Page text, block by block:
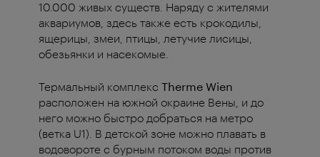
10.000 живых существ. Наряду с жителями
аквариумов, здесь также есть крокодилы,
ящерицы, змеи, птицы, летучие лисицы,
обезьянки и насекомые.
Термальный комплекс Therme Wien
расположен на южной окраине Вены, и до
него можно быстро добраться на метро
(ветка U1). В детской зоне можно плавать в
водовороте с бурным потоком воды против